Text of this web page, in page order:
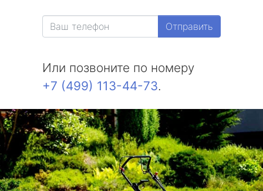
Отправить
Или позвоните по номеру
+7 (499) 113-44-73.